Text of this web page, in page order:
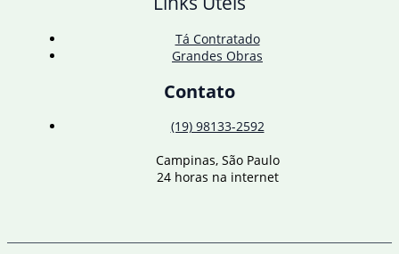
Tá Contratado
Grandes Obras
Contato
(19) 98133-2592
Campinas, São Paulo
24 horas na internet